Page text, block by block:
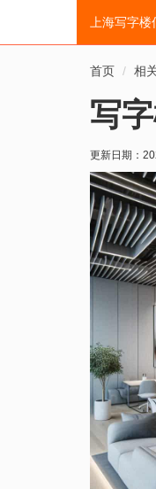
上海写字
首页 相
写
更新日期：